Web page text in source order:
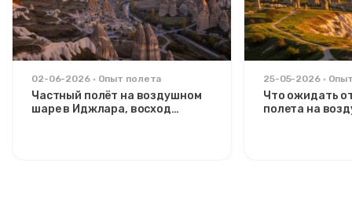
02-06-2026 Опыт полета
Частный полёт на воздушном
шаре в Иджлара, восход
25-05-2026
Что ожидать
полета на